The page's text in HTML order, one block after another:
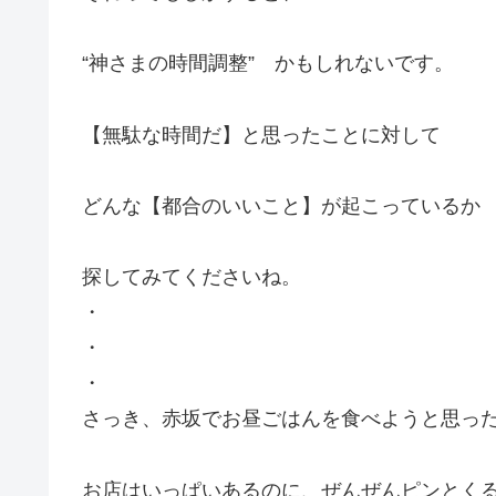
“神さまの時間調整” かもしれないです。
【無駄な時間だ】と思ったことに対して
どんな【都合のいいこと】が起こっているか
探してみてくださいね。
・
・
・
さっき、赤坂でお昼ごはんを食べようと思った
お店はいっぱいあるのに、ぜんぜんピンとく